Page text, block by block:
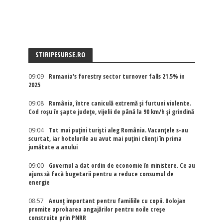
STIRIPESURSE.RO
09:09
Romania's forestry sector turnover falls 21.5% in
2025
09:08
România, între caniculă extremă și furtuni violente.
Cod roșu în șapte județe, vijelii de până la 90 km/h și grindină
09:04
Tot mai puțini turiști aleg România. Vacanțele s-au
scurtat, iar hotelurile au avut mai puțini clienți în prima
jumătate a anului
09:00
Guvernul a dat ordin de economie în ministere. Ce au
ajuns să facă bugetarii pentru a reduce consumul de
energie
08:57
Anunț important pentru familiile cu copii. Bolojan
promite aprobarea angajărilor pentru noile creșe
construite prin PNRR